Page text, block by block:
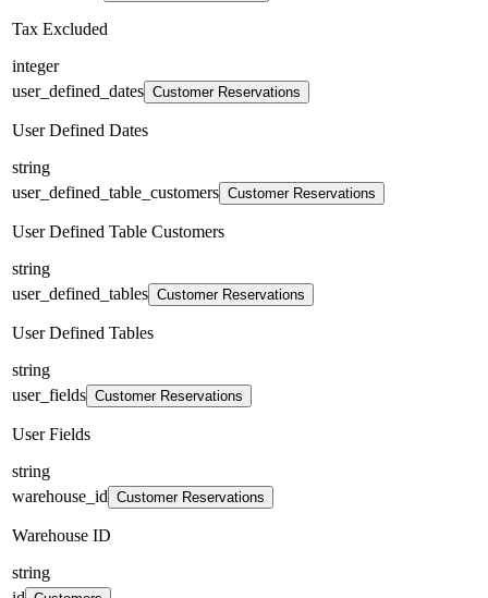
Tax Excluded
integer
user_defined_dates Customer Reservations
User Defined Dates
string
user_defined_table_customers Customer Reservations
User Defined Table Customers
string
user_defined_tables Customer Reservations
User Defined Tables
string
user_fields Customer Reservations
User Fields
string
warehouse_id Customer Reservations
Warehouse ID
string